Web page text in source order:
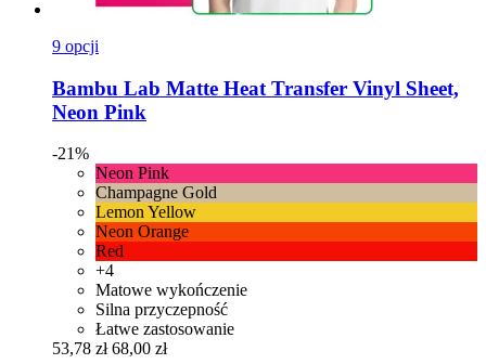
9 opcji
Bambu Lab Matte Heat Transfer Vinyl Sheet,
Neon Pink
-21%
Neon Pink
Champagne Gold
Lemon Yellow
Neon Orange
Red
+4
Matowe wykończenie
Silna przyczepność
Łatwe zastosowanie
53,78 zł 68,00 zł